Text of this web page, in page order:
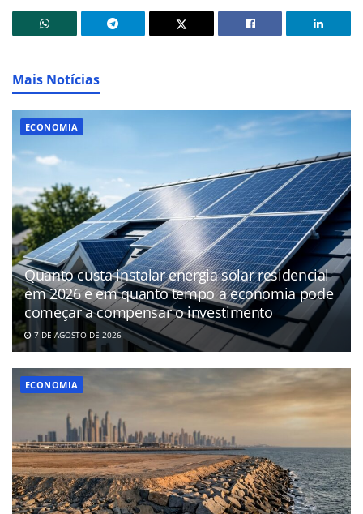
Mais Notícias
ECONOMIA
Quanto custa instalar energia solar residencial
em 2026 e em quanto tempo a economia pode
começar a compensar o investimento
7 DE AGOSTO DE 2026
ECONOMIA